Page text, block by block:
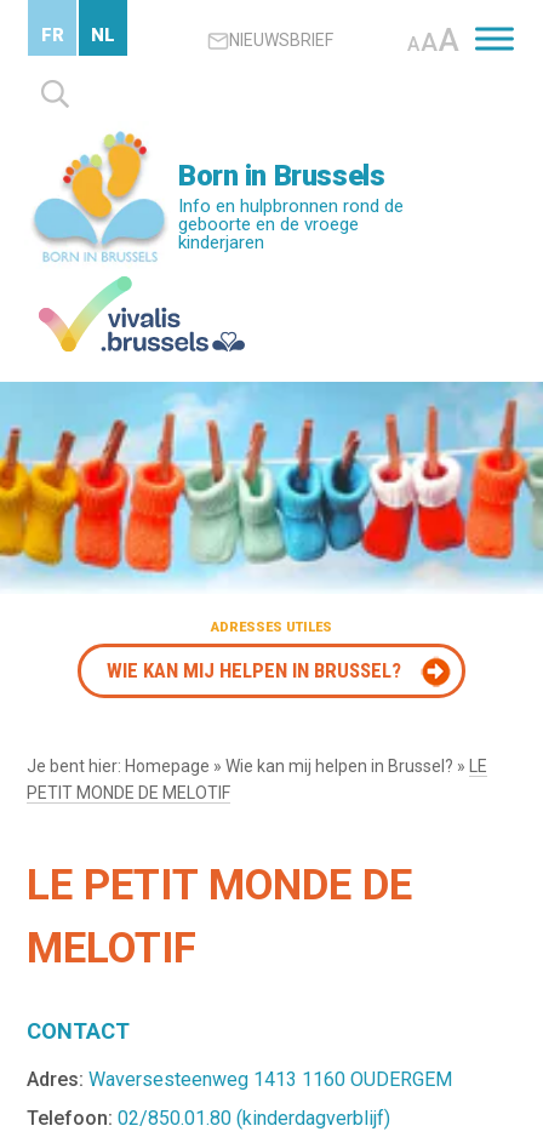
content
NIEUWSBRIEF AAA
Zoeken
naar:
FR NL
Born in Brussels
Info en hulpbronnen rond de
geboorte en de vroege
kinderjaren
ADRESSES UTILES
WIE KAN MIJ HELPEN IN BRUSSEL?
Je bent hier: Homepage »Wie kan mij helpen in Brussel? »
LE
PETIT MONDE DE MELOTIF
LE PETIT MONDE DE
MELOTIF
CONTACT
Adres: Waversesteenweg 1413 1160 OUDERGEM
Telefoon: 02/850.01.80 (kinderdagverblijf)